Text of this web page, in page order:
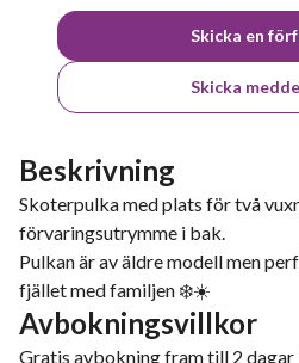
Skicka en
Skicka
Beskrivning
Skoterpulka med plats för två
förvaringsutrymme i bak.
Pulkan är av äldre modell men
fjället med familjen ❄️☀️
Avbokningsvillkor
Gratis avbokning fram till 2 dagar